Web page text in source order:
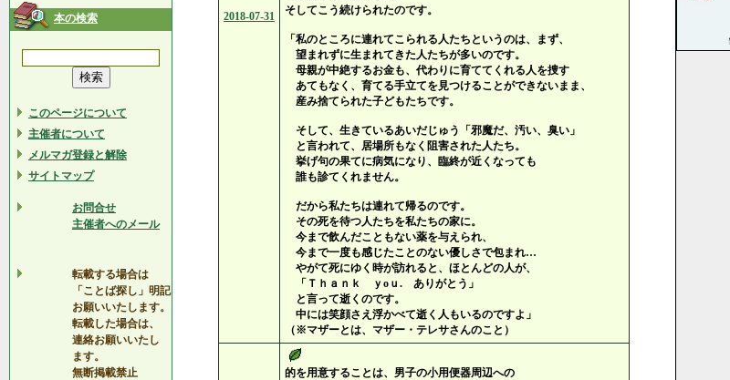
本の検索
このページについて
主催者について
メルマガ登録と解除
サイトマップ
お問合せ
主催者へのメール
転載する場合は
「ことば探し」明記
お願いいたします。
転載した場合は、
連絡お願いいたし
ます。
無断掲載禁止
2018-07-31
そしてこう続けられたのです。
「私のところに連れてこられる人たちというのは、まず、
望まれずに生まれてきた人たちが多いのです。
母親が中絶するお金も、代わりに育ててくれる人を捜す
あてもなく、育てる手立てを見つけることができないまま、
産み捨てられた子どもたちです。
そして、生きているあいだじゅう「邪魔だ、汚い、臭い」
と言われて、居場所もなく阻害された人たち。
挙げ句の果てに病気になり、臨終が近くなっても
誰も診てくれません。
だから私たちは連れて帰るのです。
その死を待つ人たちを私たちの家に。
今まで飲んだこともない薬を与えられ、
今まで一度も感じたことのない優しさで包まれ…
やがて死にゆく時が訪れると、ほとんどの人が、
「Ｔｈａｎｋ ｙoｕ. ありがとう」
と言って逝くのです。
中には笑顔さえ浮かべて逝く人もいるのですよ」
（※マザーとは、マザー・テレサさんのこと）
的を用意することは、男子の小用便器周辺への